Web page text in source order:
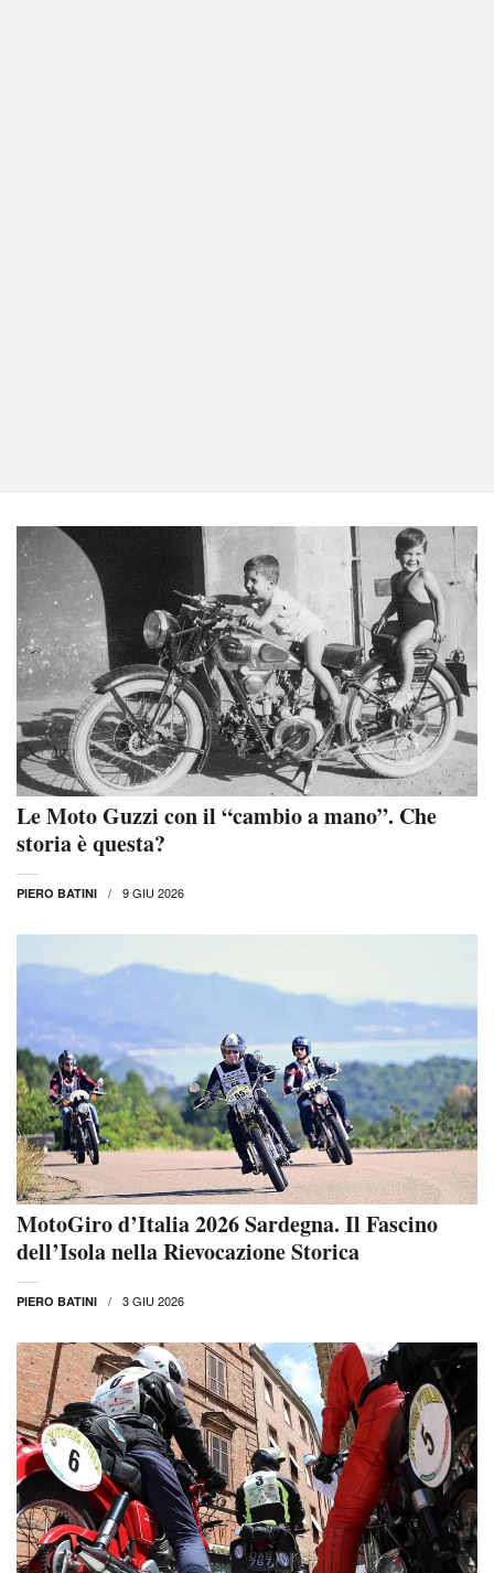
Le Moto Guzzi con il “cambio a mano”. Che
storia è questa?
PIERO BATINI 9 GIU 2026
MotoGiro d’Italia 2026 Sardegna. Il Fascino
dell’Isola nella Rievocazione Storica
PIERO BATINI 3 GIU 2026